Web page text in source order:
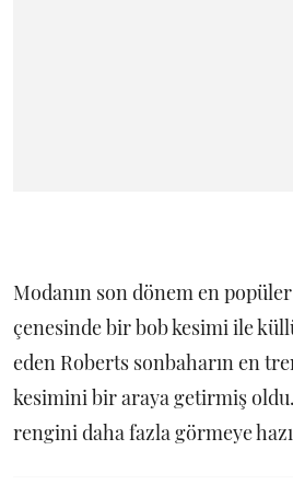
Modanın son dönem en
çenesinde bir bob kesimi ile
eden Roberts sonbaharın en
kesimini bir araya getirmiş
rengini daha fazla görmeye